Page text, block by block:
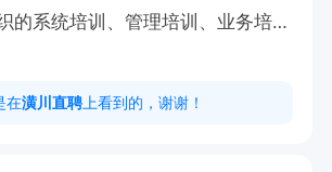
的系统培训、管理培训、业务培训
透明上升通道，推动个人及团队
在潢川直聘 上看到的，谢谢！